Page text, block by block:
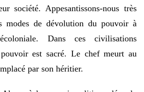
société. Appesantissons-nous très
modes de dévolution du pouvoir à
Dans ces civilisations
est sacré. Le chef meurt au
par son héritier.